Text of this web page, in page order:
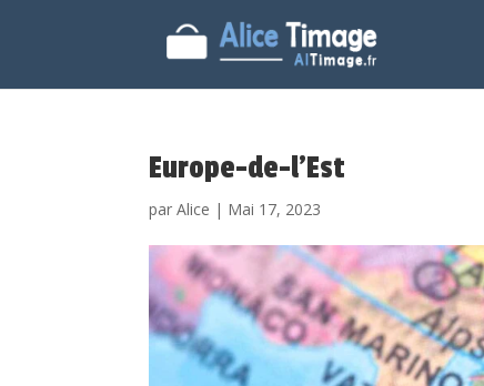
Europe-de-l’Est
parAlice | Mai 17, 2023